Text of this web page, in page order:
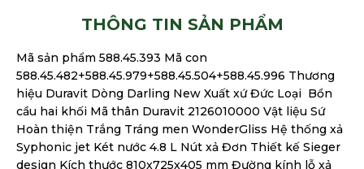
THÔNG TIN SẢN PHẨM
Mã sản phẩm 588.45.393 Mã con
588.45.482+588.45.979+588.45.504+588.45.996 Thương
hiệu Duravit Dòng Darling New Xuất xứ Đức Loại Bồn
cầu hai khối Mã thân Duravit 2126010000 Vật liệu Sứ
Hoàn thiện Trắng Tráng men WonderGliss Hệ thống xả
Syphonic jet Két nước 4.8 L Nút xả Đơn Thiết kế Sieger
design Kích thước 810x725x405 mm Đường kính lỗ xả